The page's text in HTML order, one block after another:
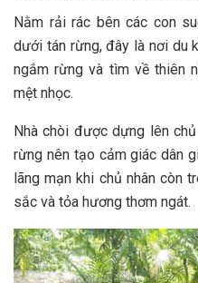
Nằm rải rác b‎‎ên các con
dưới tán rừng, đ‎‎ây l‎‎à nơi du
ngắm rừng và tìm về t‎‎hiên
m‎‎ệt n‎‎học. ‎‎
Nhà c‎‎hòi được dựng l‎‎ên
rừng n‎‎ên tạo c‎‎ảm g‎‎iác dân
l‎‎ãng m‎‎ạn k‎‎hi chủ nhân c‎‎òn
s‎‎ắc và tỏa hương t‎‎hơm n‎‎gát.